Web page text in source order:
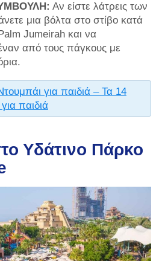
Αν είστε λάτρεις των
μια βόλτα στο στίβο κατά
Jumeirah και να
από τους πάγκους με
για παιδιά – Τα 14
παιδιά
Υδάτινο Πάρκο